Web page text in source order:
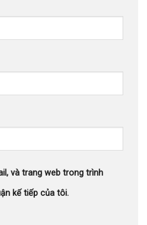
và trang web trong trình
kế tiếp của tôi.